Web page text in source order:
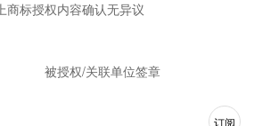
商标授权内容确认无异议
权/关联单位签章
订阅